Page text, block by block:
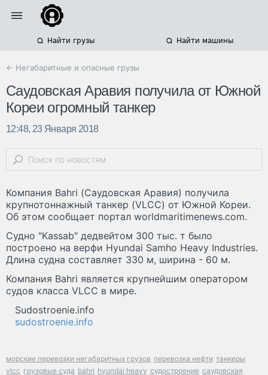
Найти грузы Найти машины
← Негабаритные и опасные грузы
Саудовская Аравия получила от Южной
Кореи огромный танкер
12:48, 23 Января 2018
Компания Bahri (Саудовская Аравия) получила
крупнотоннажный танкер (VLCC) от Южной Кореи.
Об этом сообщает портал worldmaritimenews.com.
Судно "Kassab" дедвейтом 300 тыс. т было
построено на верфи Hyundai Samho Heavy Industries.
Длина судна составляет 330 м, ширина - 60 м.
Компания Bahri является крупнейшим оператором
судов класса VLCC в мире.
Sudostroenie.info
sudostroenie.info
морские перевозки негабаритных грузов перевозка нефти танкеры
vlcc грузовые суда bahri hyundai heavy судостроение саудовская